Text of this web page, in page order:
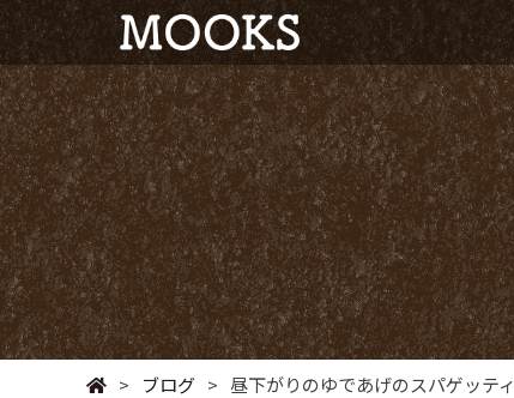
> ブログ > 昼下がりのゆであげのスパゲッティ